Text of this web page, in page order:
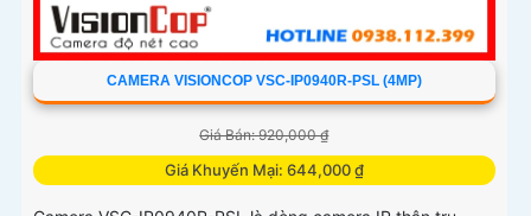
CAMERA VISIONCOP VSC-IP0940R-PSL (4MP)
Giá Bán: 920,000 ₫
Giá Khuyến Mại: 644,000 ₫